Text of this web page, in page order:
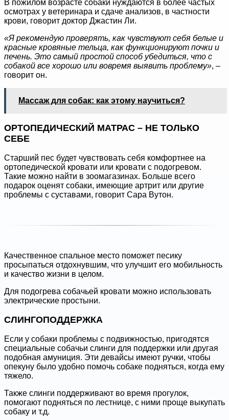
В пожилом возрасте собаки нуждаются в более частых
осмотрах у ветеринара и сдаче анализов, в частности
крови, говорит доктор Джастин Ли.
«Я рекомендую проверять, как чувствуют себя белые и
красные кровяные тельца, как функционируют почки и
печень. Это самый простой способ убедиться, что с
собакой все хорошо или вовремя выявить проблему», –
говорит он.
Массаж для собак: как этому научиться?
ОРТОПЕДИЧЕСКИЙ МАТРАС – НЕ ТОЛЬКО
СЕБЕ
Старший пес будет чувствовать себя комфортнее на
ортопедической кровати или кровати с подогревом.
Такие можно найти в зоомагазинах. Больше всего
подарок оценят собаки, имеющие артрит или другие
проблемы с суставами, говорит Сара Вутон.
Качественное спальное место поможет песику
просыпаться отдохнувшим, что улучшит его мобильность
и качество жизни в целом.
Для подогрева собачьей кровати можно использовать
электрические простыни.
СЛИНГОПОДДЕРЖКА
Если у собаки проблемы с подвижностью, пригодятся
специальные собачьи слинги для поддержки или другая
подобная амуниция. Эти девайсы имеют ручки, чтобы
опекуну было удобно помочь собаке подняться, когда ему
тяжело.
Также слинги поддерживают во время прогулок,
помогают подняться по лестнице, с ними проще выкупать
собаку и т.д.